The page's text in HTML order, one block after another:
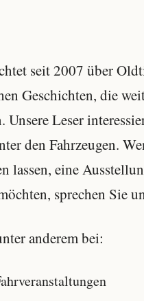
seit 2007 über
Geschichten, die
Unsere Leser
den Fahrzeugen.
lassen, eine
sprechen Sie
anderem bei: